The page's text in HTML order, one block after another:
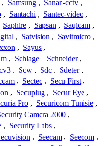
, Samsung , Sanan-cctv ,
, Santachi , Santec-video ,
Saphire , Sapsan , Saqicam ,
, Satvision , Savitmicro ,
, Sayus ,
, Schlage , Schneider ,
, Scw , Sdc , Sdeter ,
, Sectec , Secu First ,
, Secuplug , Secur Eye ,
Pro , Securicom Tunisie ,
Camera 2000 ,
, Security Labs ,
, Seecam , Seecom ,